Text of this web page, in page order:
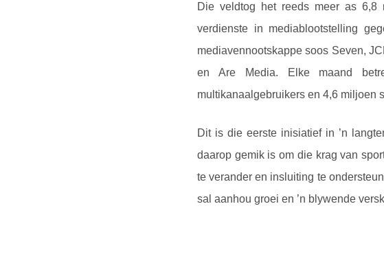
Die veldtog het reeds meer as 6,8
verdienste in mediablootstelling
mediavennootskappe soos Seven,
en Are Media. Elke maand
multikanaalgebruikers en 4,6 miljoen
Dit is die eerste inisiatief in ’n
daarop gemik is om die krag van
te verander en insluiting te
sal aanhou groei en ’n blywende